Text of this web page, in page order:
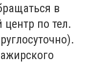
в
центр по тел.